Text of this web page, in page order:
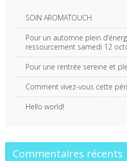
SOIN AROMATOUCH
Pour un automne plein
ressourcement samedi 12
Pour une rentrée sereine et
Comment vivez-vous cette
Hello world!
Commentaires récents